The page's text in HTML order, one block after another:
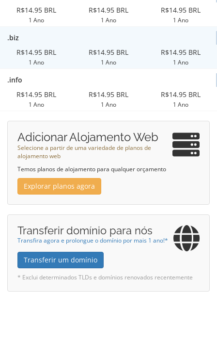
R$14.95 BRL
1 Ano
R$14.95 BRL
1 Ano
R$14.95 BRL
1 Ano
.biz
R$14.95 BRL
1 Ano
R$14.95 BRL
1 Ano
R$14.95 BRL
1 Ano
.info
R$14.95 BRL
1 Ano
R$14.95 BRL
1 Ano
R$14.95 BRL
1 Ano
Adicionar Alojamento Web
Selecione a partir de uma variedade de planos de
alojamento web
Temos planos de alojamento para qualquer orçamento
Explorar planos agora
Transferir domínio para nós
Transfira agora e prolongue o domínio por mais 1 ano!*
Transferir um domínio
* Exclui determinados TLDs e domínios renovados recentemente